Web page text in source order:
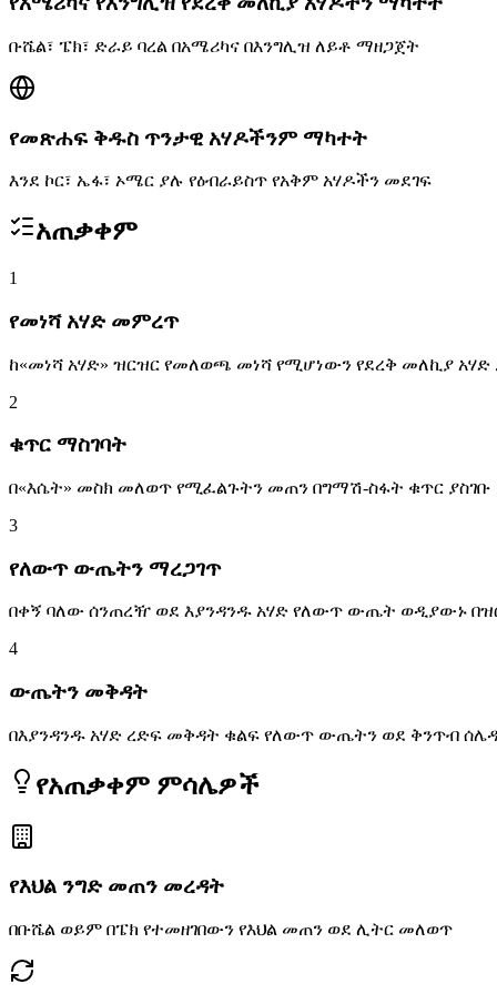
ቡሼል፣ ፔክ፣ ድራይ ባረል በአሜሪካና በእንግሊዝ ለይቶ ማዘጋጀት
የመጽሐፍ ቅዱስ ጥንታዊ አሃዶችንም ማካተት
እንደ ኮር፣ ኤፋ፣ ኦሜር ያሉ የዕብራይስጥ የአቅም አሃዶችን መደገፍ
አጠቃቀም
1
የመነሻ አሃድ መምረጥ
ከ«መነሻ አሃድ» ዝርዝር የመለወጫ መነሻ የሚሆነውን የደረቅ መለኪያ
2
ቁጥር ማስገባት
በ«እሴት» መስክ መለወጥ የሚፈልጉትን መጠን በግማሽ-ስፋት ቁጥር ያስገቡ
3
የለውጥ ውጤትን ማረጋገጥ
በቀኝ ባለው ሰንጠረዥ ወደ እያንዳንዱ አሃድ የለውጥ ውጤት ወዲያውኑ
4
ውጤትን መቅዳት
በእያንዳንዱ አሃድ ረድፍ መቅዳት ቁልፍ የለውጥ ውጤትን ወደ ቅንጥብ ሰሌዳ
የአጠቃቀም ምሳሌዎች
የእህል ንግድ መጠን መረዳት
በቡሼል ወይም በፔክ የተመዘገበውን የእህል መጠን ወደ ሊትር መለወጥ